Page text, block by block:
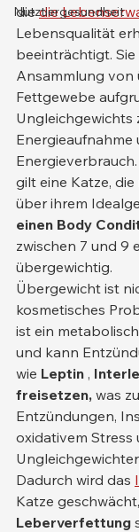
Nutztiergesundheit
die die
Lebensqualität
beeinträchtigt.
Ansammlung von
Fettgewebe
Ungleichgewichts
Energieaufnahme
gilt eine Katze, die
über ihrem
einen Body
zwischen 7 und 9
übergewichtig.
Übergewicht ist
kosmetisches
ist ein
und kann
wie Leptin ,
freisetzen, was
Entzündungen,
oxidativem
Dadurch wird das
Katze
Leberverfettung